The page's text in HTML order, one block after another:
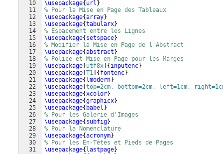
10
11
12
13
14
15
16
17
18
19
20
21
22
23
24
25
26
27
28
29
30
31
\usepackage{ url }
% Pour la Mise en Page des Tableaux
\usepackage{array}
\usepackage{tabularx}
% Espacement entre les Lignes
\usepackage{ setspace}
% Modifier la Mise en Page de l'Abstract
\usepackage{abstract }
% Police et Mise en Page pour les Marges
\usepackage utf8x { inputenc}
\usepackage T1 { fontenc}
\usepackage{ lmodern}
\usepackage top=2cm, bottom=2cm, left=1cm,
\usepackage{xcolor}
\usepackage{graphicx}
\usepackage{ babel }
% Pour les Galerie d'Images
\usepackage{ subfig}
% Pour la Nomenclature
\usepackage{acronym}
% Pour les En-Têtes et Pieds de Pages
\usepackage{ lastpage}